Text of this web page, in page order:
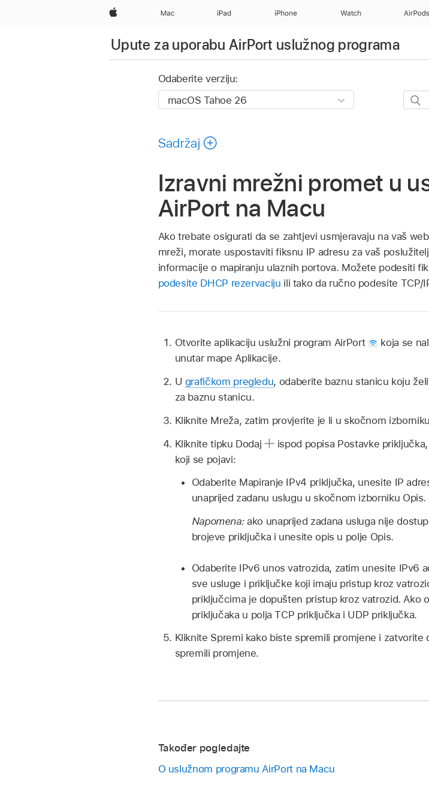
Apple Mac iPad iPhone Watch AirPods
Upute za uporabu AirPort uslužnog programa
Odaberite verziju:
Sadržaj
Izravni mrežni promet u
AirPort na Macu
Ako trebate osigurati da se zahtjevi usmjeravaju na vaš
mreži, morate uspostaviti fiksnu IP adresu za vaš
informacije o mapiranju ulaznih portova. Možete podesiti
podesite DHCP rezervaciju ili tako da ručno podesite TCP/
Otvorite aplikaciju uslužni program AirPort
koja se
unutar mape Aplikacije.
U grafičkom pregledu, odaberite baznu stanicu koju
za baznu stanicu.
Kliknite Mreža, zatim provjerite je li u skočnom
Kliknite tipku Dodaj
ispod popisa Postavke
koji se pojavi:
Odaberite Mapiranje IPv4 priključka, unesite IP
unaprijed zadanu uslugu u skočnom izborniku Opis.
Napomena:ako unaprijed zadana usluga nije
brojeve priključka i unesite opis u polje Opis.
Odaberite IPv6 unos vatrozida, zatim unesite IPv6
sve usluge i priključke koji imaju pristup kroz
priključcima je dopušten pristup kroz vatrozid. Ako
priključaka u polja TCP priključka i UDP priključka.
Kliknite Spremi kako biste spremili promjene i
spremili promjene.
Također pogledajte
O uslužnom programu AirPort na Macu